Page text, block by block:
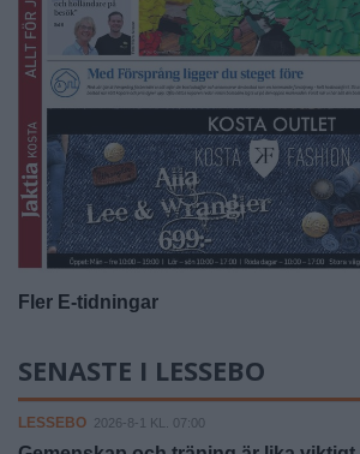
Fler E-tidningar
SENASTE I LESSEBO
LESSEBO 2026-8-1 KL. 07:00